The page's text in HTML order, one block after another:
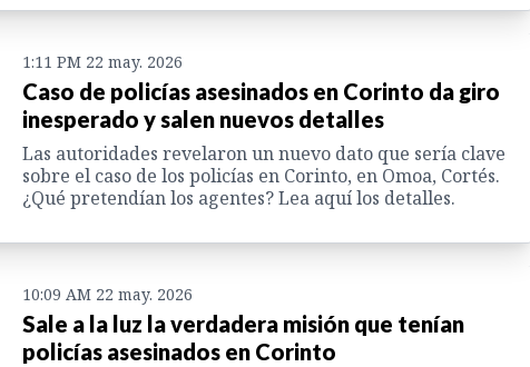
1:11 PM 22 may. 2026
Caso de policías asesinados en Corinto da giro
inesperado y salen nuevos detalles
Las autoridades revelaron un nuevo dato que sería clave
sobre el caso de los policías en Corinto, en Omoa, Cortés.
¿Qué pretendían los agentes? Lea aquí los detalles.
10:09 AM 22 may. 2026
Sale a la luz la verdadera misión que tenían
policías asesinados en Corinto